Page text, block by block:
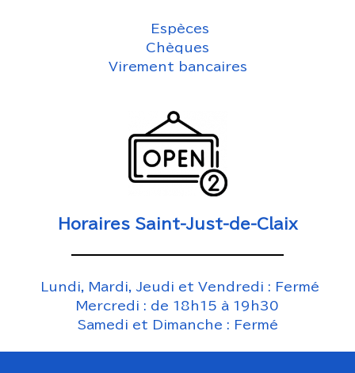
Espèces
Chèques
Virement bancaires
Horaires Saint-Just-de-Claix
Lundi, Mardi, Jeudi et Vendredi : Fermé
Mercredi : de 18h15 à 19h30
Samedi et Dimanche : Fermé